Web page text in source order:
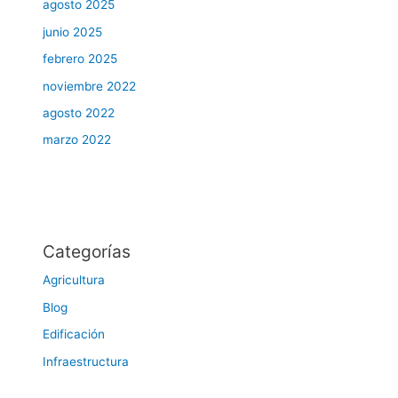
agosto 2025
junio 2025
febrero 2025
noviembre 2022
agosto 2022
marzo 2022
Categorías
Agricultura
Blog
Edificación
Infraestructura